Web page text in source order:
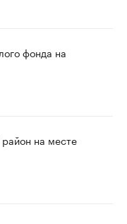
фонда на
на месте